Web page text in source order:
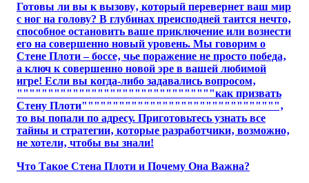
Готовы ли вы к вызову‚ который перевернет ваш мир
с ног на голову? В глубинах преисподней таится нечто‚
способное остановить ваше приключение или вознести
его на совершенно новый уровень. Мы говорим о
Стене Плоти – боссе‚ чье поражение не просто победа‚
а ключ к совершенно новой эре в вашей любимой
игре! Если вы когда-либо задавались вопросом‚
""""""""""""""""""""""""""""""""как призвать
Стену Плоти""""""""""""""""""""""""""""""""‚
то вы попали по адресу. Приготовьтесь узнать все
тайны и стратегии‚ которые разработчики‚ возможно‚
не хотели‚ чтобы вы знали!
Что Такое Стена Плоти и Почему Она Важна?